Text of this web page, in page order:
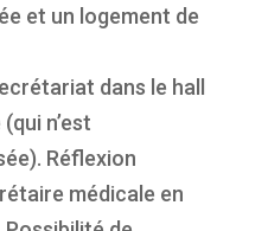
et un logement de
dans le hall
n’est
Réflexion
médicale en